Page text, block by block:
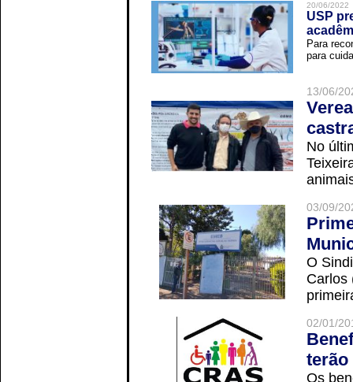
20/06/2022
USP
Para
para
13/06/
No
03/09/
O
Carlos
02/01/
terão
Os